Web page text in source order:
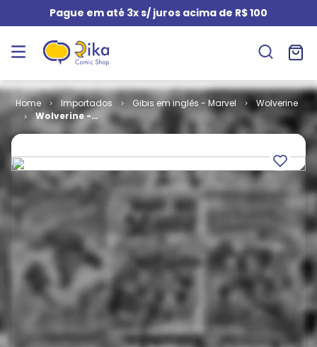
Pague em até 3x s/ juros acima de R$ 100
Importados Gibis em inglês - Marvel
Wolverine
Wolverine -
Volume 1 # 131